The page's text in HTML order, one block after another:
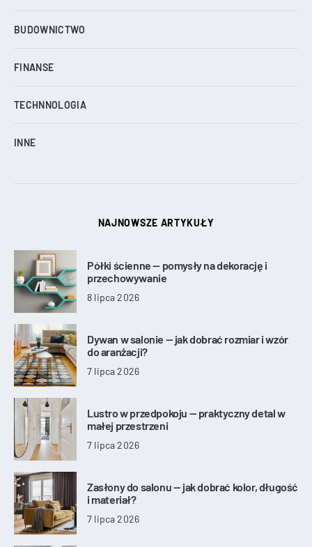
BUDOWNICTWO
FINANSE
TECHNNOLOGIA
INNE
NAJNOWSZE ARTYKUŁY
Półki ścienne — pomysły na dekorację i
przechowywanie
8 lipca 2026
Dywan w salonie — jak dobrać rozmiar i wzór
do aranżacji?
7 lipca 2026
Lustro w przedpokoju — praktyczny detal w
małej przestrzeni
7 lipca 2026
Zasłony do salonu — jak dobrać kolor, długość
i materiał?
7 lipca 2026